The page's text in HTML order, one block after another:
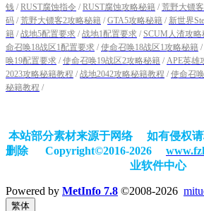
钱 / RUST腐蚀指令 / RUST腐蚀攻略秘籍 / 荒野大镖
码 / 荒野大镖客2攻略秘籍 / GTA5攻略秘籍 / 新世界
籍 / 战地5配置要求 / 战地1配置要求 / SCUM人渣攻略
命召唤18战区1配置要求 / 使命召唤18战区1攻略秘籍 /
唤19配置要求 / 使命召唤19战区2攻略秘籍 / APE英雄
2023攻略秘籍教程 / 战地2042攻略秘籍教程 / 使命召
秘籍教程 /
本站部分素材来源于网络 如有侵权
删除
Copyright©2016-2026
业软件中心
Powered by MetInfo 7.8 ©2008-2026
繁体